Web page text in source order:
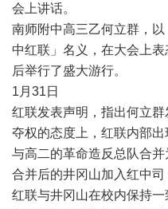
会上讲话。
南师附中高三乙何立群，以
中红联」名义，在大会上表
后举行了盛大游行。
1 月 31 日
红联发表声明，指出何立
夺权的态度上，红联内部
与高二的革命造反总队合并
合并后的井冈山加入红中司
红联与井冈山在校内保持